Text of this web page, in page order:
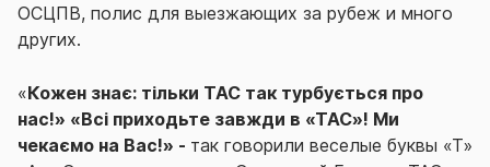
ОСЦПВ, полис для выезжающих за рубеж и много
других.
«Кожен знає: тільки ТАС так турбується про
нас!» «Всі приходьте завжди в «ТАС»! Ми
чекаємо на Вас!» - так говорили веселые буквы «Т»